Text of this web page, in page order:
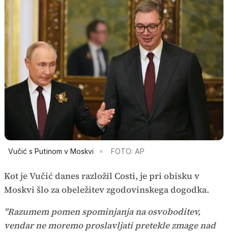
Vučić s Putinom v Moskvi FOTO: AP
Kot je Vučić danes razložil Costi, je pri obisku v
Moskvi šlo za obeležitev zgodovinskega dogodka.
"Razumem pomen spominjanja na osvoboditev,
vendar ne moremo proslavljati pretekle zmage nad